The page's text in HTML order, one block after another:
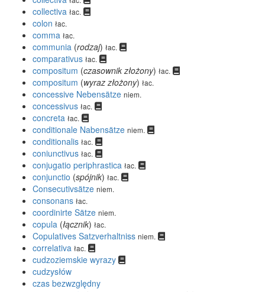
collectiva łac.
colon łac.
comma łac.
communia (rodzaj) łac.
comparativus łac.
compositum (czasownik złożony) łac.
compositum (wyraz złożony) łac.
concessive Nebensätze niem.
concessivus łac.
concreta łac.
conditionale Nabensätze niem.
conditionalis łac.
coniunctivus łac.
conjugatio periphrastica łac.
conjunctio (spójnik) łac.
Consecutivsätze niem.
consonans łac.
coordinirte Sätze niem.
copula (łącznik) łac.
Copulatives Satzverhaltniss niem.
correlativa łac.
cudzoziemskie wyrazy
cudzysłów
czas bezwzględny